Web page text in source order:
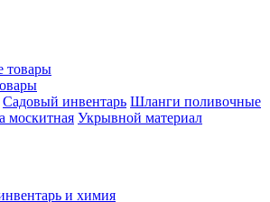
Садовый инвентарь Шланги поливочные
москитная Укрывной материал